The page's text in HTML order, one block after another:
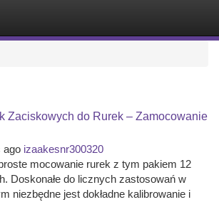
Zaciskowych do Rurek – Zamocowanie
ago izaakesnr300320
mocowanie rurek z tym pakiem 12
Doskonałe do licznych zastosowań w
niezbędne jest dokładne kalibrowanie i